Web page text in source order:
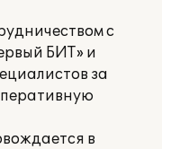
с
БИТ» и
за
в